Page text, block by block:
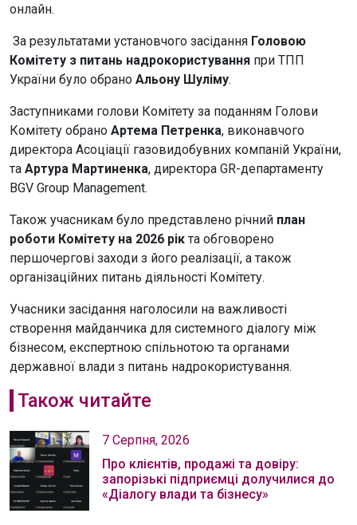
онлайн.
За результатами установчого засідання Головою
Комітету з питань надрокористування при ТПП
України було обрано Альону Шуліму.
Заступниками голови Комітету за поданням Голови
Комітету обрано Артема Петренка, виконавчого
директора Асоціації газовидобувних компаній України,
та Артура Мартиненка, директора GR-департаменту
BGV Group Management.
Також учасникам було представлено річний план
роботи Комітету на 2026 рік та обговорено
першочергові заходи з його реалізації, а також
організаційних питань діяльності Комітету.
Учасники засідання наголосили на важливості
створення майданчика для системного діалогу між
бізнесом, експертною спільнотою та органами
державної влади з питань надрокористування.
Також читайте
7 Серпня, 2026
Про клієнтів, продажі та довіру:
запорізькі підприємці долучилися до
«Діалогу влади та бізнесу»